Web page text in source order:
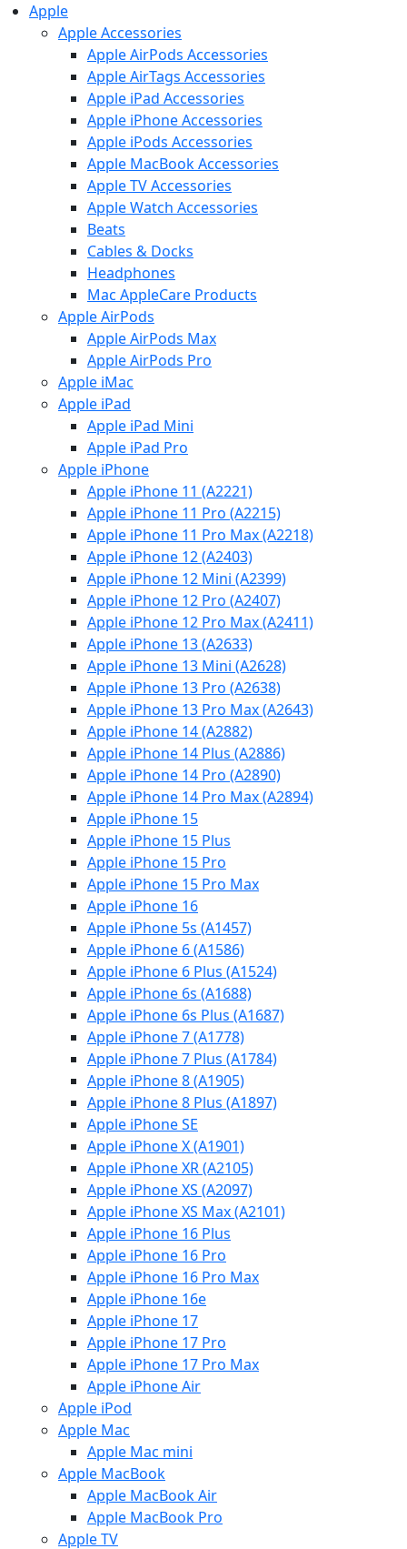
Apple
Apple Accessories
Apple AirPods Accessories
Apple AirTags Accessories
Apple iPad Accessories
Apple iPhone Accessories
Apple iPods Accessories
Apple MacBook Accessories
Apple TV Accessories
Apple Watch Accessories
Beats
Cables & Docks
Headphones
Mac AppleCare Products
Apple AirPods
Apple AirPods Max
Apple AirPods Pro
Apple iMac
Apple iPad
Apple iPad Mini
Apple iPad Pro
Apple iPhone
Apple iPhone 11 (A2221)
Apple iPhone 11 Pro (A2215)
Apple iPhone 11 Pro Max (A2218)
Apple iPhone 12 (A2403)
Apple iPhone 12 Mini (A2399)
Apple iPhone 12 Pro (A2407)
Apple iPhone 12 Pro Max (A2411)
Apple iPhone 13 (A2633)
Apple iPhone 13 Mini (A2628)
Apple iPhone 13 Pro (A2638)
Apple iPhone 13 Pro Max (A2643)
Apple iPhone 14 (A2882)
Apple iPhone 14 Plus (A2886)
Apple iPhone 14 Pro (A2890)
Apple iPhone 14 Pro Max (A2894)
Apple iPhone 15
Apple iPhone 15 Plus
Apple iPhone 15 Pro
Apple iPhone 15 Pro Max
Apple iPhone 16
Apple iPhone 5s (A1457)
Apple iPhone 6 (A1586)
Apple iPhone 6 Plus (A1524)
Apple iPhone 6s (A1688)
Apple iPhone 6s Plus (A1687)
Apple iPhone 7 (A1778)
Apple iPhone 7 Plus (A1784)
Apple iPhone 8 (A1905)
Apple iPhone 8 Plus (A1897)
Apple iPhone SE
Apple iPhone X (A1901)
Apple iPhone XR (A2105)
Apple iPhone XS (A2097)
Apple iPhone XS Max (A2101)
Apple iPhone 16 Plus
Apple iPhone 16 Pro
Apple iPhone 16 Pro Max
Apple iPhone 16e
Apple iPhone 17
Apple iPhone 17 Pro
Apple iPhone 17 Pro Max
Apple iPhone Air
Apple iPod
Apple Mac
Apple Mac mini
Apple MacBook
Apple MacBook Air
Apple MacBook Pro
Apple TV